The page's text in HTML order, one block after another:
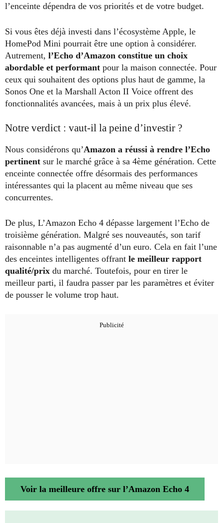
l’enceinte dépendra de vos priorités et de votre budget.
Si vous êtes déjà investi dans l’écosystème Apple, le
HomePod Mini pourrait être une option à considérer.
Autrement, l’Echo d’Amazon constitue un choix
abordable et performant pour la maison connectée. Pour
ceux qui souhaitent des options plus haut de gamme, la
Sonos One et la Marshall Acton II Voice offrent des
fonctionnalités avancées, mais à un prix plus élevé.
Notre verdict : vaut-il la peine d’investir ?
Nous considérons qu’Amazon a réussi à rendre l’Echo
pertinent sur le marché grâce à sa 4ème génération. Cette
enceinte connectée offre désormais des performances
intéressantes qui la placent au même niveau que ses
concurrentes.
De plus, L’Amazon Echo 4 dépasse largement l’Echo de
troisième génération. Malgré ses nouveautés, son tarif
raisonnable n’a pas augmenté d’un euro. Cela en fait l’une
des enceintes intelligentes offrant le meilleur rapport
qualité/prix du marché. Toutefois, pour en tirer le
meilleur parti, il faudra passer par les paramètres et éviter
de pousser le volume trop haut.
Voir la meilleure offre sur l’Amazon Echo 4